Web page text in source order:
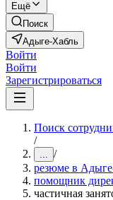
Ещё
Поиск
Адыге-Хабль
Войти
Войти
Зарегистрироваться
Поиск
/
... /
резюме в
помощник
частичная